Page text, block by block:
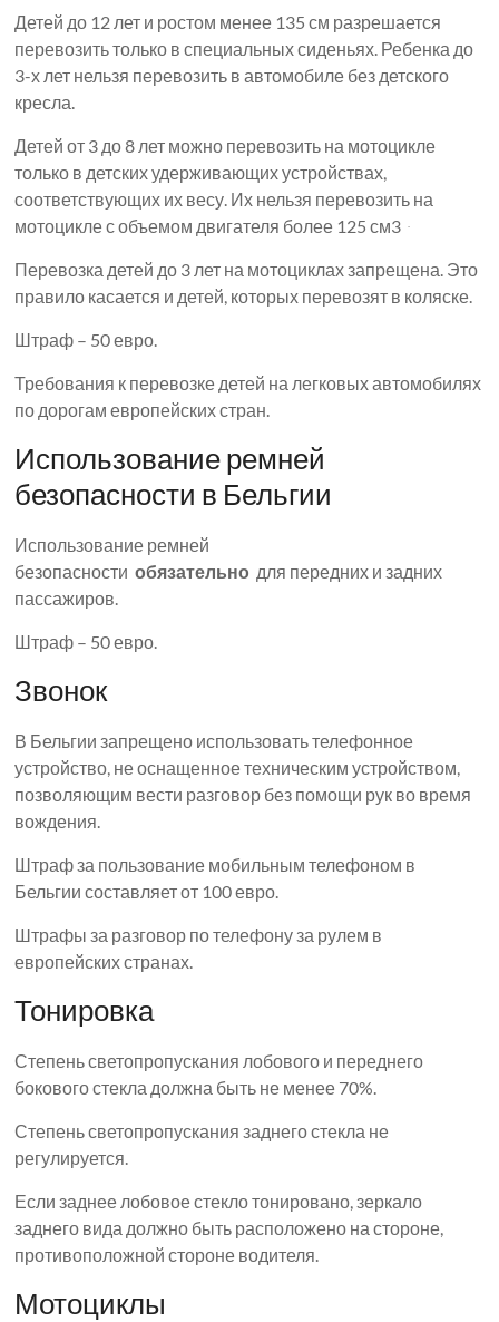
Детей до 12 лет и ростом менее 135 см разрешается
перевозить только в специальных сиденьях. Ребенка до
3-х лет нельзя перевозить в автомобиле без детского
кресла.
Детей от 3 до 8 лет можно перевозить на мотоцикле
только в детских удерживающих устройствах,
соответствующих их весу. Их нельзя перевозить на
мотоцикле с объемом двигателя более 125 см3
Перевозка детей до 3 лет на мотоциклах запрещена. Это
правило касается и детей, которых перевозят в коляске.
Штраф – 50 евро.
Требования к перевозке детей на легковых автомобилях
по дорогам европейских стран.
Использование ремней
безопасности в Бельгии
Использование ремней
безопасностиобязательно для передних и задних
пассажиров.
Штраф – 50 евро.
Звонок
В Бельгии запрещено использовать телефонное
устройство, не оснащенное техническим устройством,
позволяющим вести разговор без помощи рук во время
вождения.
Штраф за пользование мобильным телефоном в
Бельгии составляет от 100 евро.
Штрафы за разговор по телефону за рулем в
европейских странах.
Тонировка
Степень светопропускания лобового и переднего
бокового стекла должна быть не менее 70%.
Степень светопропускания заднего стекла не
регулируется.
Если заднее лобовое стекло тонировано, зеркало
заднего вида должно быть расположено на стороне,
противоположной стороне водителя.
Мотоциклы